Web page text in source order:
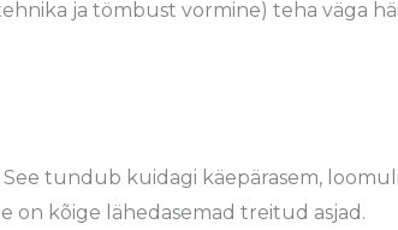
ja tömbust vormine) teha väga
tundub kuidagi käepärasem,
on kõige lähedasemad treitud asjad.